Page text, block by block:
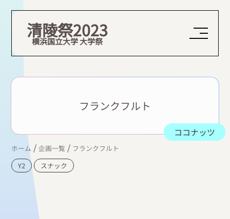
清陵祭2023
横浜国立大学 大学祭
フランクフルト
ココナッツ
ホーム /企画一覧 / フランクフルト
Y2
スナック